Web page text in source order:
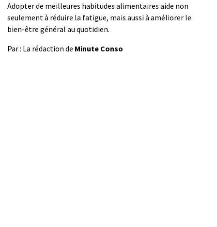
Adopter de meilleures habitudes alimentaires aide non
seulement à réduire la fatigue, mais aussi à améliorer le
bien-être général au quotidien.
Par : La rédaction de Minute Conso